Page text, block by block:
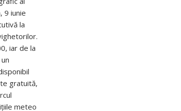
9 iunie
la
iar de la
gratuită,
meteo